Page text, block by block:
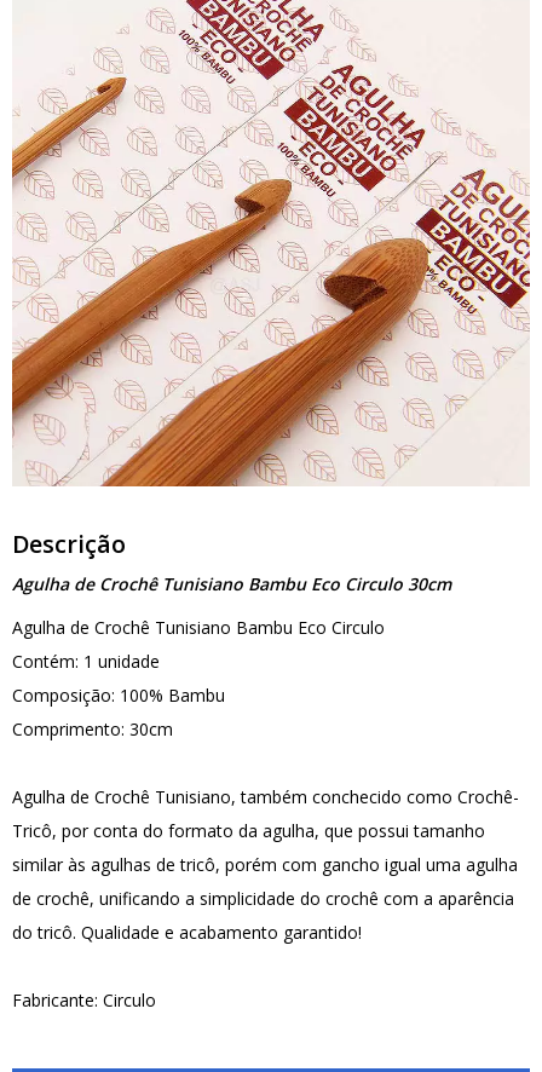
Descrição
Agulha de Crochê Tunisiano Bambu Eco Circulo 30cm
Agulha de Crochê Tunisiano Bambu Eco Circulo
Contém: 1 unidade
Composição: 100% Bambu
Comprimento: 30cm
Agulha de Crochê Tunisiano, também conchecido como Crochê-
Tricô, por conta do formato da agulha, que possui tamanho
similar às agulhas de tricô, porém com gancho igual uma agulha
de crochê, unificando a simplicidade do crochê com a aparência
do tricô. Qualidade e acabamento garantido!
Fabricante: Circulo